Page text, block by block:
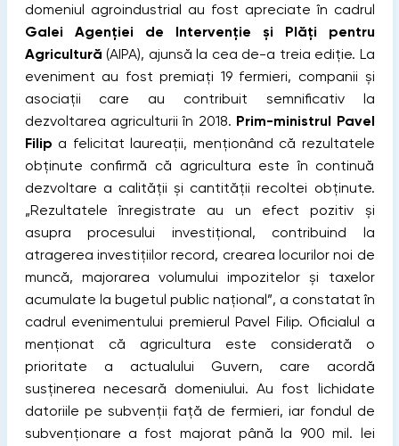
domeniul agroindustrial au fost apreciate în cadrul
Galei Agenției de Intervenție și Plăți pentru
Agricultură (AIPA), ajunsă la cea de-a treia ediție. La
eveniment au fost premiați 19 fermieri, companii și
asociații care au contribuit semnificativ la
dezvoltarea agriculturii în 2018. Prim-ministrul Pavel
Filip a felicitat laureații, menționând că rezultatele
obținute confirmă că agricultura este în continuă
dezvoltare a calității și cantității recoltei obținute.
„Rezultatele înregistrate au un efect pozitiv și
asupra procesului investițional, contribuind la
atragerea investițiilor record, crearea locurilor noi de
muncă, majorarea volumului impozitelor și taxelor
acumulate la bugetul public național”, a constatat în
cadrul evenimentului premierul Pavel Filip. Oficialul a
menționat că agricultura este considerată o
prioritate a actualului Guvern, care acordă
susținerea necesară domeniului. Au fost lichidate
datoriile pe subvenții față de fermieri, iar fondul de
subvenționare a fost majorat până la 900 mil. lei